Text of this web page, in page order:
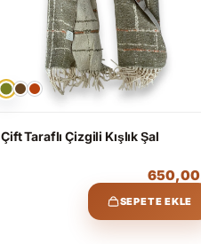
Çift Taraflı Çizgili Kışlık Şal
650,00
SEPETE EKLE